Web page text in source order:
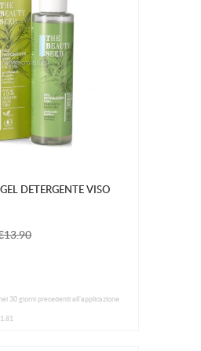
DETERGENTE VISO
30 giorni precedenti all'applicazione